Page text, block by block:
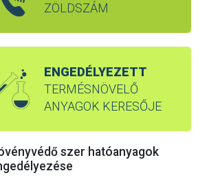
ZÖLDSZÁM
ENGEDÉLYEZETT
TERMÉSNÖVELŐ
ANYAGOK KERESŐJE
szer hatóanyagok